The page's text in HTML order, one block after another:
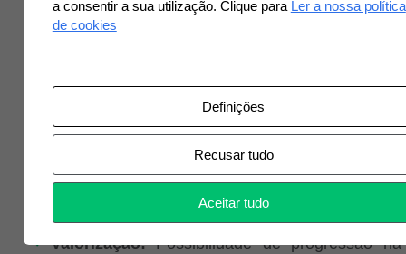
workstation (computador portátil, telemóvel
serviço para utilização em contexto
que necessário, com deslocações
asseguradas pela empresa
Formação Especializada:Plano de formação
nas vertentes técnica e comportamental,
desenvolvimento de competências e
Valorização:Possibilidade de progressão na
a consentir a sua utilização. Clique para Ler a nossa política
de cookies
Definições
Recusar tudo
Aceitar tudo